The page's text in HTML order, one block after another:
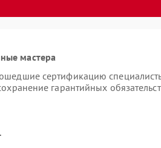
мастера
сертификацию
гарантийных